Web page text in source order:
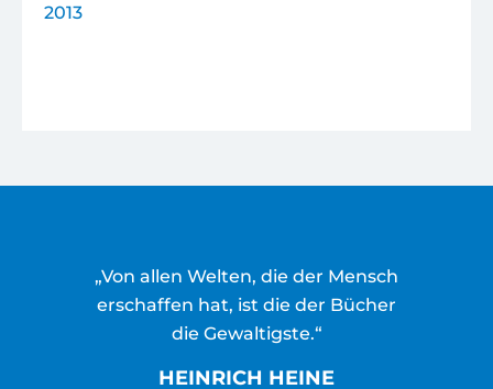
2013
„Von allen Welten, die der Mensch
erschaffen hat, ist die der Bücher
die Gewaltigste.“
HEINRICH HEINE